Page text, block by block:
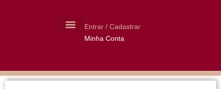
Entrar / Cadastrar
Minha Conta